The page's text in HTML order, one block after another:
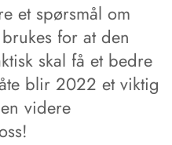
et spørsmål om
for at den
skal få et bedre
blir 2022 et viktig
videre